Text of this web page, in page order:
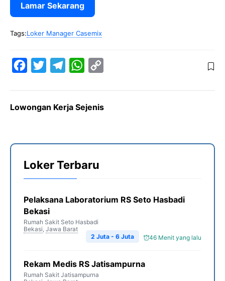
Lamar Sekarang
Tags:Loker Manager Casemix
e
o
k
t
e
e
r
m
W
t
A
p
y
i
Lowongan Kerja Sejenis
Loker Terbaru
Pelaksana Laboratorium RS Seto Hasbadi
Bekasi
Rumah Sakit Seto Hasbadi
Bekasi, Jawa Barat
46 Menit yang lalu
2 Juta - 6 Juta
Rekam Medis RS Jatisampurna
Rumah Sakit Jatisampurna